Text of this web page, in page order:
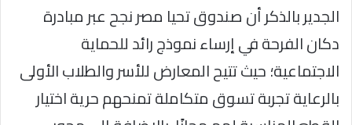
الجدير بالذكر أن صندوق تحيا مصر نجح عبر مبادرة
دكان الفرحة في إرساء نموذج رائد للحماية
الاجتماعية؛ حيث تتيح المعارض للأسر والطلاب الأولى
بالرعاية تجربة تسوق متكاملة تمنحهم حرية اختيار